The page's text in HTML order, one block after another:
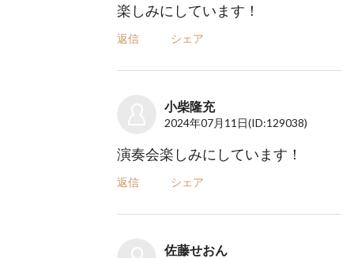
楽しみにしています！
返信 シェア
小柴隆充
2024年07月11日(ID:129038)
演奏会楽しみにしています！
返信 シェア
佐藤せおん